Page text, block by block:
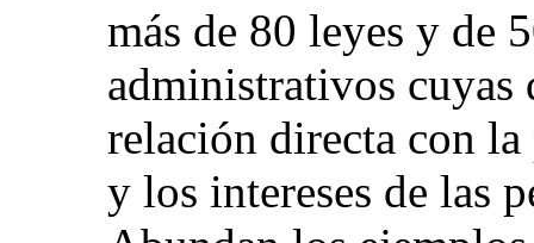
más de 80 leyes y de
administrativos cuyas
relación directa con
y los intereses de las